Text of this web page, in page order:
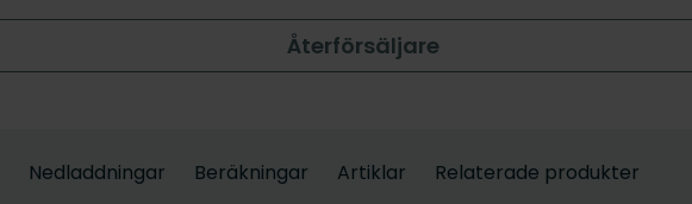
Återförsäljare
Nedladdningar Beräkningar Artiklar Relaterade produkter